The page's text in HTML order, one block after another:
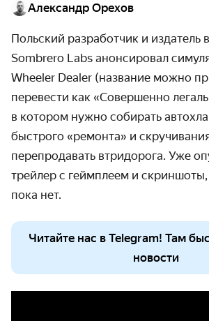
Александр Орехов
Польский разработчик и издатель
Sombrero Labs анонсировал
Wheeler Dealer (название можно
перевести как «Совершенно
в котором нужно собирать
быстрого «ремонта» и
перепродавать втридорога. Уже
трейлер с геймплеем и
пока нет.
Читайте нас в Telegram! Там
новости